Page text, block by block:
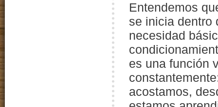
Entendemos
se inicia dentro
necesidad
es una función
acostamos,